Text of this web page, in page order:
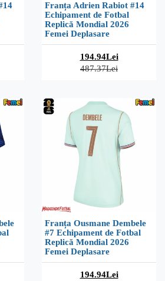
Franța Adrien Rabiot #14
Echipament de Fotbal
Replică Mondial 2026
Femei Deplasare
194.94Lei
487.37Lei
Franța Ousmane Dembele
#7 Echipament de Fotbal
Replică Mondial 2026
Femei Deplasare
194.94Lei